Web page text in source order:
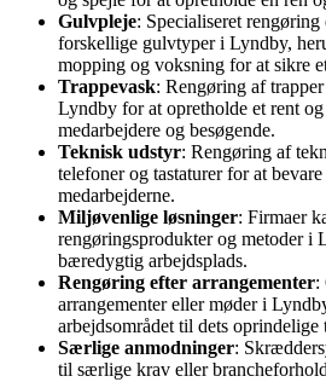
Gulvpleje: Specialiseret
forskellige gulvtyper i Lyndby,
mopping og voksning for at sikre
Trappevask: Rengøring af
Lyndby for at opretholde et rent
medarbejdere og besøgende.
Teknisk udstyr: Rengøring af
telefoner og tastaturer for at
medarbejderne.
Miljøvenlige løsninger: Firmaer
rengøringsprodukter og metoder i
bæredygtig arbejdsplads.
Rengøring efter arrangementer:
arrangementer eller møder i
arbejdsområdet til dets oprindelige
Særlige anmodninger:
til særlige krav eller